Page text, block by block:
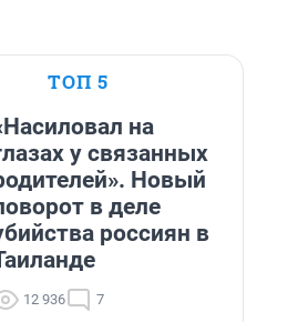
ТОП 5
на
у связанных
Новый
в деле
россиян в
12 936 7